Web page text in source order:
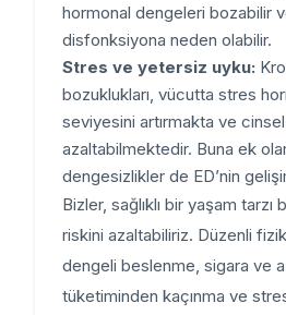
hormonal dengeleri bozabilir
disfonksiyona neden olabilir.
Stres ve yetersiz uyku:
bozuklukları, vücutta stres
seviyesini artırmakta ve
azaltabilmektedir. Buna ek
dengesizlikler de ED’nin
Bizler, sağlıklı bir yaşam
riskini azaltabiliriz. Düzenli
dengeli beslenme, sigara ve
tüketiminden kaçınma ve